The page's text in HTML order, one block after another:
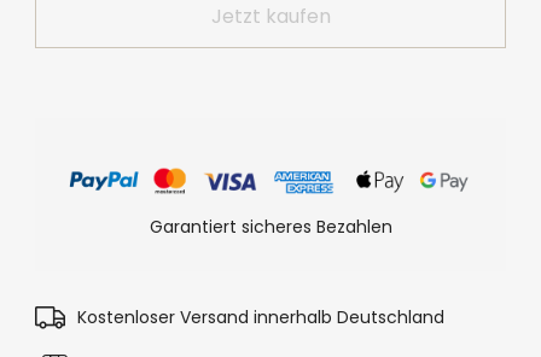
Jetzt kaufen
Garantiert sicheres Bezahlen
Kostenloser Versand innerhalb Deutschland